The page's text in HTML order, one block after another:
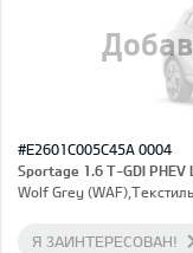
#E2601C005C45A 0004
Sportage 1.6 T-GDI PHEV
Wolf Grey
Я ЗАИНТЕРЕСОВАН!